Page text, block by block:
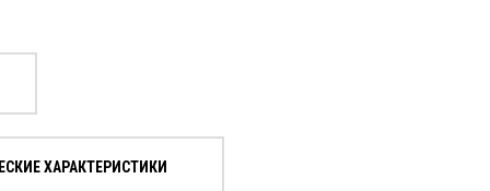
ХАРАКТЕРИСТИКИ